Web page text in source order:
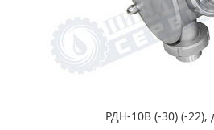
РДН-10В (-30) (-